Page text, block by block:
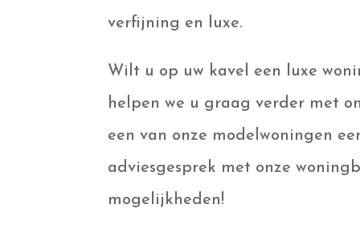
verfijning en luxe.
Wilt u op uw kavel een luxe
helpen we u graag verder met
een van onze modelwoningen
adviesgesprek met onze
mogelijkheden!